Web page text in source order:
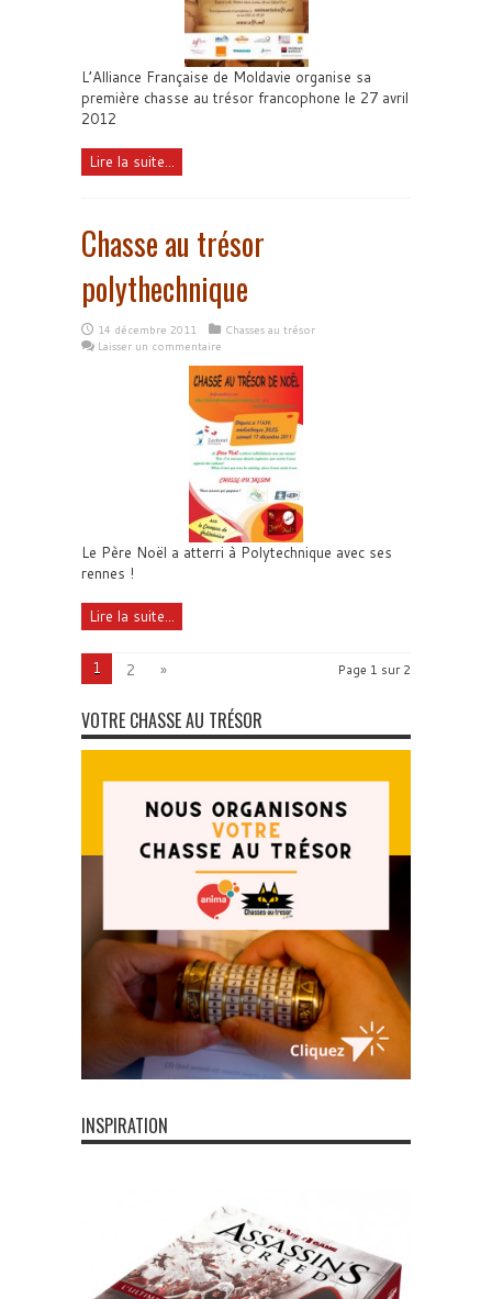
L’Alliance Française de Moldavie organise sa
première chasse au trésor francophone le 27 avril
2012
Lire la suite...
Chasse au trésor
polythechnique
14 décembre 2011
Chasses au trésor
Laisser un commentaire
Le Père Noël a atterri à Polytechnique avec ses
rennes !
Lire la suite...
Page 1 sur 2
1 2 »
VOTRE CHASSE AU TRÉSOR
INSPIRATION